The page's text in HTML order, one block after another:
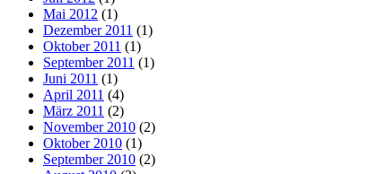
Mai 2012 (1)
Dezember 2011 (1)
Oktober 2011 (1)
September 2011 (1)
Juni 2011 (1)
April 2011 (4)
März 2011 (2)
November 2010 (2)
Oktober 2010 (1)
September 2010 (2)